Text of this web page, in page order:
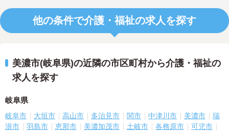
他の条件で介護・福祉の求人を探す
美濃市(岐阜県)の近隣の市区町村から介護・福祉の
求人を探す
岐阜県
岐阜市 大垣市 高山市 多治見市 関市 中津川市 美濃市
瑞
浪市
羽島市 恵那市 美濃加茂市 土岐市 各務原市
可児市